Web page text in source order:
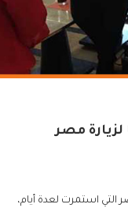
مصر
التي استمرت لعدة أيام،